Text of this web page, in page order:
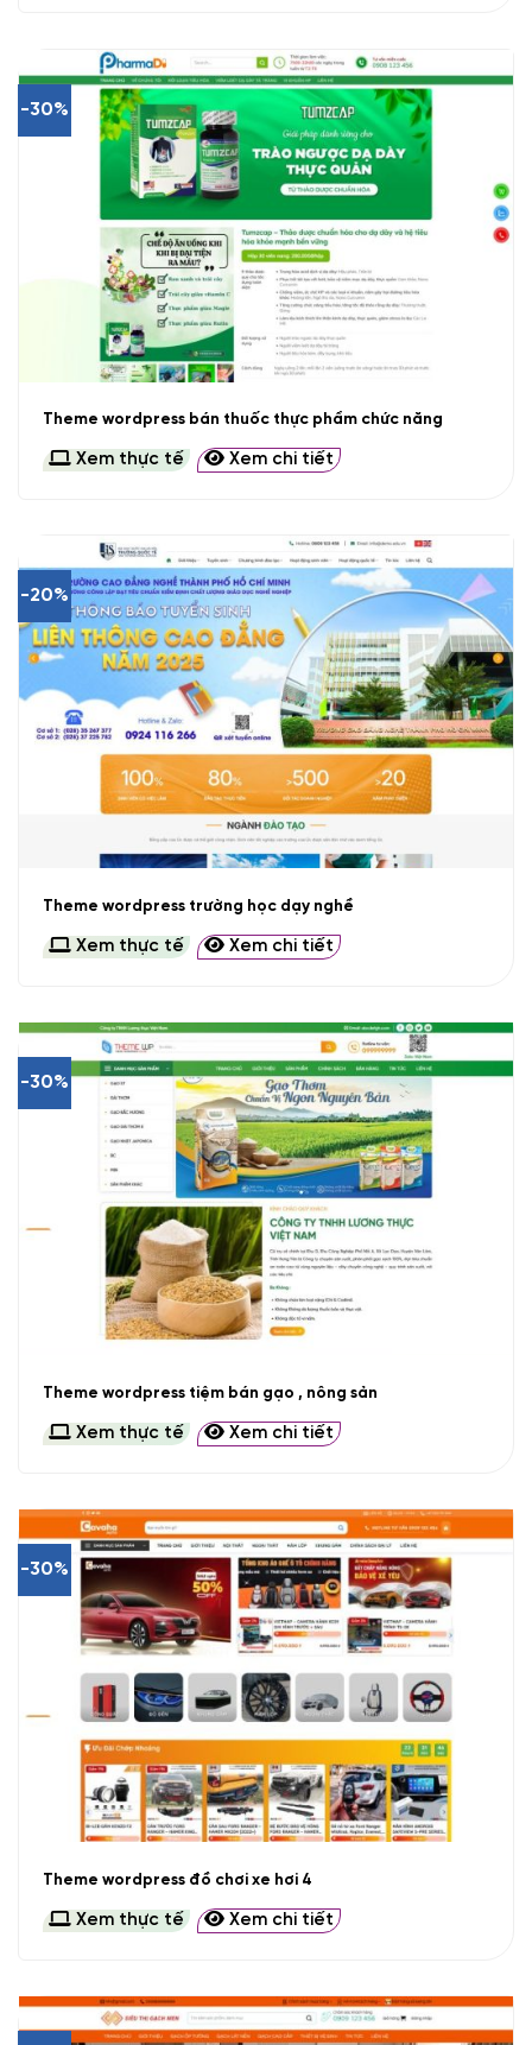
-30%
Theme wordpress bán thuốc thực phẩm chức năng
Xem thực tế Xem chi tiết
-20%
Theme wordpress trường học dạy nghề
Xem thực tế Xem chi tiết
-30%
Theme wordpress tiệm bán gạo , nông sản
Xem thực tế Xem chi tiết
-30%
Theme wordpress đồ chơi xe hơi 4
Xem thực tế Xem chi tiết